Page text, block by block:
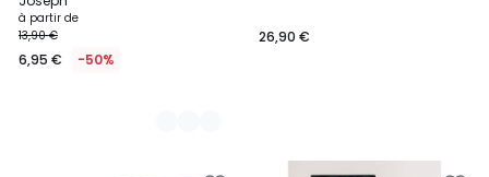
à partir de
13,90 €
6,95 € -50%
26,90 €